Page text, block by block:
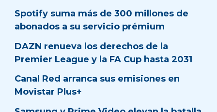
Spotify suma más de 300 millones de
abonados a su servicio prémium
DAZN renueva los derechos de la
Premier League y la FA Cup hasta 2031
Canal Red arranca sus emisiones en
Movistar Plus+